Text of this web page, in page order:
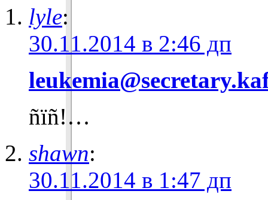
lyle:
30.11.2014 в 2:46 дп
ñïñ!…
shawn:
30.11.2014 в 1:47 дп